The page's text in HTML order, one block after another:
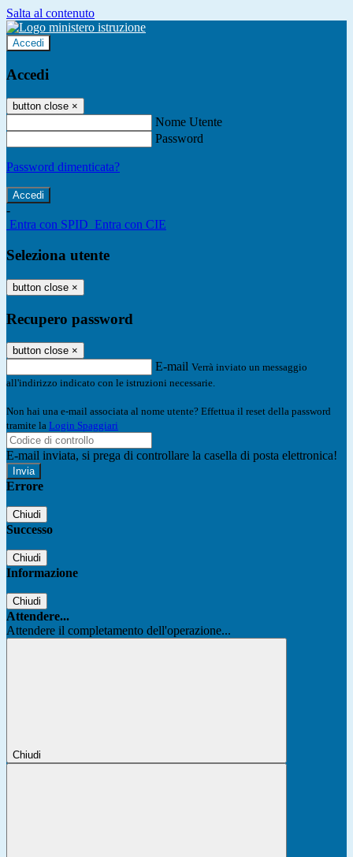
Salta al contenuto
Accedi
Accedi
button close ×
Nome Utente
Password
Password dimenticata?
-
Entra con SPID Entra con CIE
Seleziona utente
button close ×
Recupero password
button close ×
E-mail Verrà inviato un messaggio
all'indirizzo indicato con le istruzioni necessarie.
Non hai una e-mail associata al nome utente? Effettua il reset della password
tramite la Login Spaggiari
E-mail inviata, si prega di controllare la casella di posta elettronica!
Errore
Chiudi
Successo
Chiudi
Informazione
Chiudi
Attendere...
Attendere il completamento dell'operazione...
Chiudi